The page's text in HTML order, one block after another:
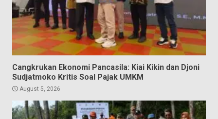
Cangkrukan Ekonomi Pancasila: Kiai Kikin dan Djoni
Sudjatmoko Kritis Soal Pajak UMKM
August 5, 2026